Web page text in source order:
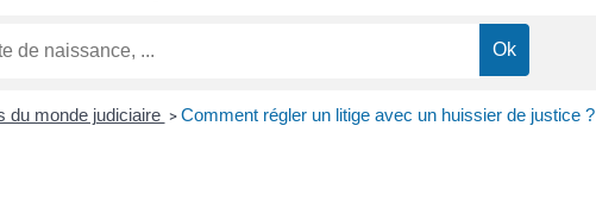
du monde judiciaire > Comment régler un litige avec un huissier de justice ?